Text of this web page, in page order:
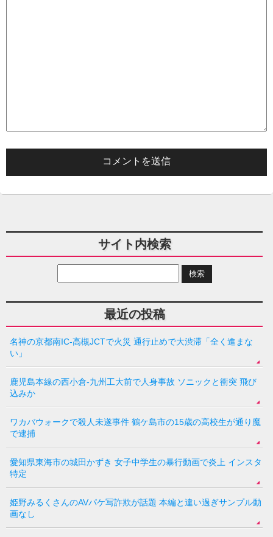
サイト内検索
最近の投稿
名神の京都南IC-高槻JCTで火災 通行止めで大渋滞「全く進まな
い」
鹿児島本線の西小倉-九州工大前で人身事故 ソニックと衝突 飛び
込みか
ワカバウォークで殺人未遂事件 鶴ケ島市の15歳の高校生が通り魔
で逮捕
愛知県東海市の城田かずき 女子中学生の暴行動画で炎上 インスタ
特定
姫野みるくさんのAVパケ写詐欺が話題 本編と違い過ぎサンプル動
画なし